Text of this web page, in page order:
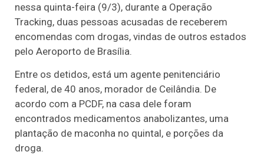
nessa quinta-feira (9/3), durante a Operação
Tracking, duas pessoas acusadas de receberem
encomendas com drogas, vindas de outros estados
pelo Aeroporto de Brasília.
Entre os detidos, está um agente penitenciário
federal, de 40 anos, morador de Ceilândia. De
acordo com a PCDF, na casa dele foram
encontrados medicamentos anabolizantes, uma
plantação de maconha no quintal, e porções da
droga.